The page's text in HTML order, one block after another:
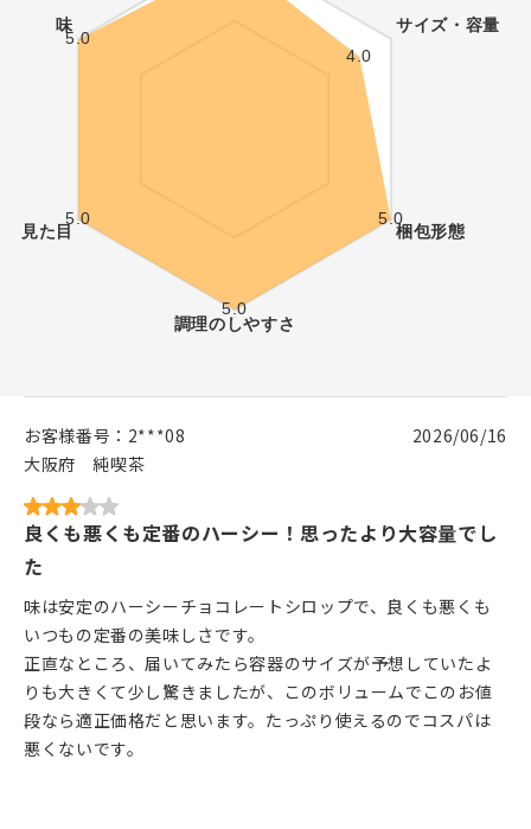
お客様番号： 2***08
大阪府
純喫茶
2026/06/16
良くも悪くも定番のハーシー！思ったより大容量でし
た
味は安定のハーシーチョコレートシロップで、良くも悪くも
いつもの定番の美味しさです。
正直なところ、届いてみたら容器のサイズが予想していたよ
りも大きくて少し驚きましたが、このボリュームでこのお値
段なら適正価格だと思います。たっぷり使えるのでコスパは
悪くないです。